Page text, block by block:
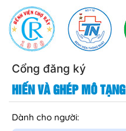
Cổng đăng ký
HIẾN VÀ GHÉP MÔ TẠNG
Dành cho người: